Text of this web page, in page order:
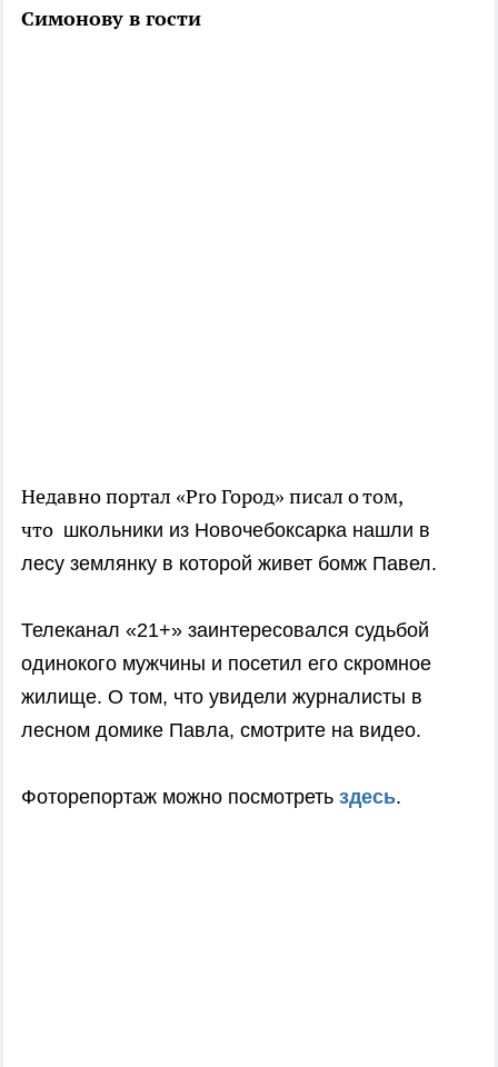
Симонову в гости
Недавно портал «Pro Город» писал о том,
что школьники из Новочебоксарка нашли в
лесу землянку в которой живет бомж Павел.
Телеканал «21+» заинтересовался судьбой
одинокого мужчины и посетил его скромное
жилище. О том, что увидели журналисты в
лесном домике Павла, смотрите на видео.
Фоторепортаж можно посмотреть здесь.